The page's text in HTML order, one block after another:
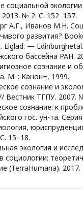
социальной
№ 2. С. 152–157.
А.Г., Иванов М.Н.
развития?
Eiglad. —
бассейна РАН.
сознание и
М. : Канон+, 1999.
сознание и
Вестник ТГПУ. 2007.
сознание: к
гос. ун-та.
15–18.
экология и
социологии:
(TerraHumana).